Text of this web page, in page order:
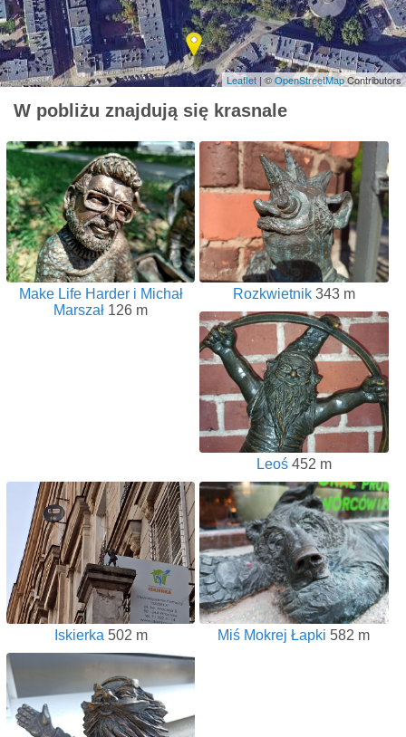
Leaflet | ©OpenStreetMapContributors
W pobliżu znajdują się krasnale
Make Life Harder i Michał
Marszał 126 m
Rozkwietnik343 m
Leoś452 m
Iskierka 502 m Miś Mokrej Łapki 582 m